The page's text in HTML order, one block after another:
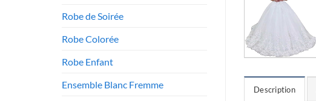
Robe de Soirée
Robe Colorée
Robe Enfant
Ensemble Blanc Fremme
Description